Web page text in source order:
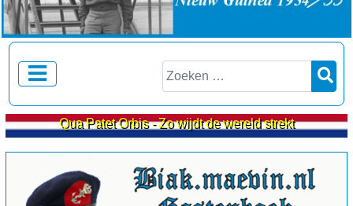
Zoeken
Qua Patet Orbis - Zo wijdt de wereld strekt